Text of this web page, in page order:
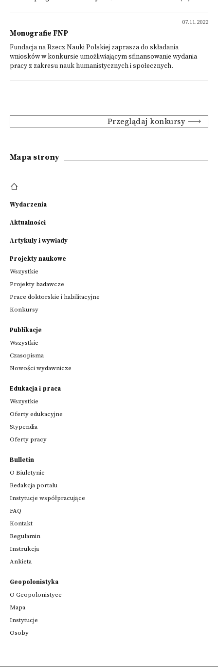
07.11.2022
Monografie FNP
Fundacja na Rzecz Nauki Polskiej zaprasza do składania
wniosków w konkursie umożliwiającym sfinansowanie wydania
pracy z zakresu nauk humanistycznych i społecznych.
Przeglądaj konkursy
Mapa strony
Wydarzenia
Aktualności
Artykuły i wywiady
Projekty naukowe
Wszystkie
Projekty badawcze
Prace doktorskie i habilitacyjne
Konkursy
Publikacje
Wszystkie
Czasopisma
Nowości wydawnicze
Edukacja i praca
Wszystkie
Oferty edukacyjne
Stypendia
Oferty pracy
Bulletin
O Biuletynie
Redakcja portalu
Instytucje współpracujące
FAQ
Kontakt
Regulamin
Instrukcja
Ankieta
Geopolonistyka
O Geopolonistyce
Mapa
Instytucje
Osoby